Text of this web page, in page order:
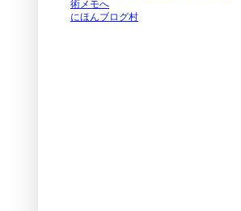
にほんブログ村